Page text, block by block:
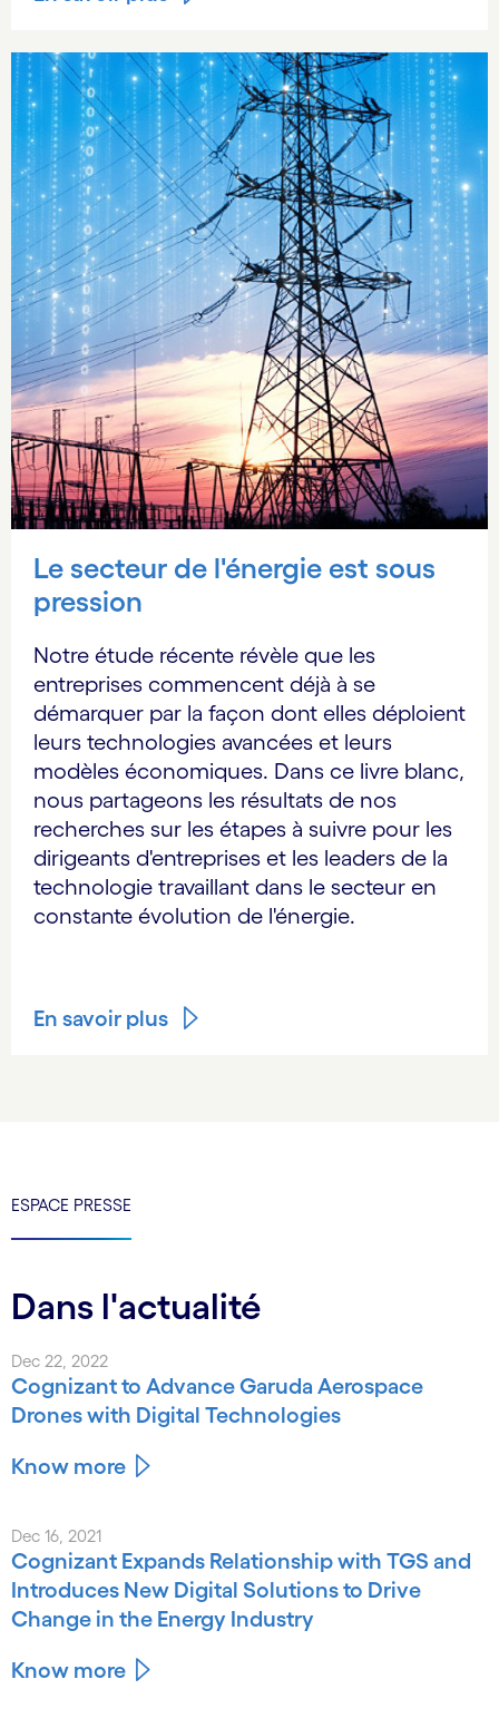
Le secteur de l'énergie est sous
pression
Notre étude récente révèle que les
entreprises commencent déjà à se
démarquer par la façon dont elles déploient
leurs technologies avancées et leurs
modèles économiques. Dans ce livre blanc,
nous partageons les résultats de nos
recherches sur les étapes à suivre pour les
dirigeants d'entreprises et les leaders de la
technologie travaillant dans le secteur en
constante évolution de l'énergie.
En savoir plus
ESPACE PRESSE
Dans l'actualité
Dec 22, 2022
Cognizant to Advance Garuda Aerospace
Drones with Digital Technologies
Know more
Dec 16, 2021
Cognizant Expands Relationship with TGS and
Introduces New Digital Solutions to Drive
Change in the Energy Industry
Know more